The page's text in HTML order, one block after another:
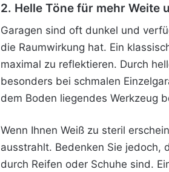
2. Helle Töne für mehr Weite
Garagen sind oft dunkel und
die Raumwirkung hat. Ein
maximal zu reflektieren. Durch
besonders bei schmalen
dem Boden liegendes Werkzeug
Wenn Ihnen Weiß zu steril
ausstrahlt. Bedenken Sie jedoch,
durch Reifen oder Schuhe sind.